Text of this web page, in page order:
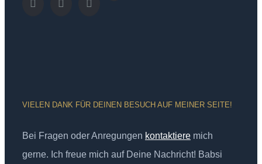
VIELEN DANK FÜR DEINEN BESUCH AUF MEINER SEITE!
Bei Fragen oder Anregungen kontaktiere mich
gerne. Ich freue mich auf Deine Nachricht! Babsi